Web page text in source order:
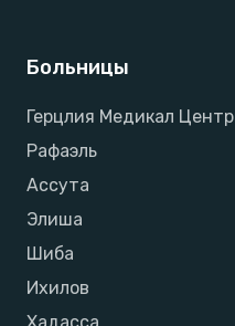
Больницы
Герцлия Медикал Центр
Рафаэль
Ассута
Элиша
Шиба
Ихилов